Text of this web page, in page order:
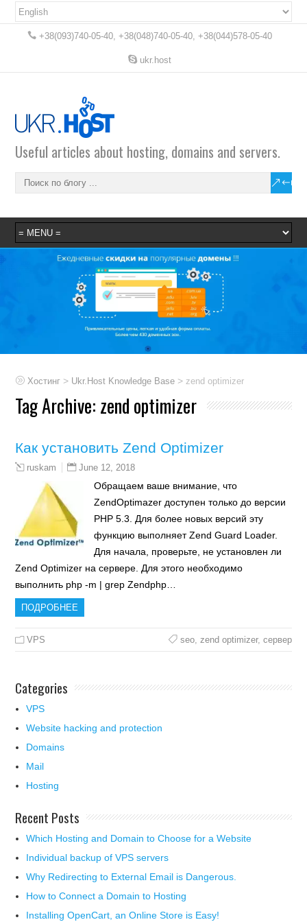
+38(093)740-05-40, +38(048)740-05-40, +38(044)578-05-40
ukr.host
Useful articles about hosting, domains and servers.
Хостинг > Ukr.Host Knowledge Base > zend optimizer
Tag Archive: zend optimizer
Как установить Zend Optimizer
ruskam June 12, 2018
Обращаем ваше внимание, что
ZendOptimazer доступен только до версии
PHP 5.3. Для более новых версий эту
функцию выполняет Zend Guard Loader.
Для начала, проверьте, не установлен ли
Zend Optimizer на сервере. Для этого необходимо
выполнить php -m | grep Zendphp…
ПОДРОБНЕЕ
VPS seo, zend optimizer, сервер
Categories
VPS
Website hacking and protection
Domains
Mail
Hosting
Recent Posts
Which Hosting and Domain to Choose for a Website
Individual backup of VPS servers
Why Redirecting to External Email is Dangerous.
How to Connect a Domain to Hosting
Installing OpenCart, an Online Store is Easy!